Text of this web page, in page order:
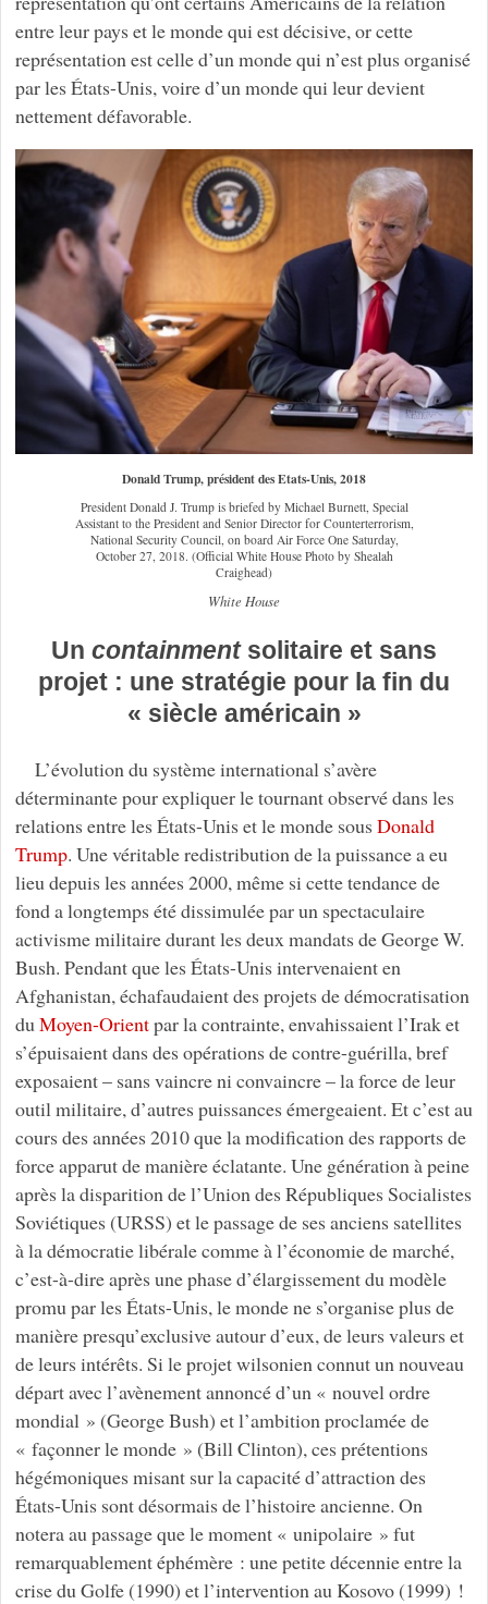
entre leur pays et le monde qui est décisive, or cette
représentation est celle d’un monde qui n’est plus organisé
par les États-Unis, voire d’un monde qui leur devient
nettement défavorable.
Donald Trump, président des Etats-Unis, 2018
President Donald J. Trump is briefed by Michael Burnett, Special
Assistant to the President and Senior Director for Counterterrorism,
National Security Council, on board Air Force One Saturday,
October 27, 2018. (Official White House Photo by Shealah
Craighead)
White House
Un containmentsolitaire et sans
projet : une stratégie pour la fin du
« siècle américain »
L’évolution du système international s’avère
déterminante pour expliquer le tournant observé dans les
relations entre les États-Unis et le monde sous Donald
Trump. Une véritable redistribution de la puissance a eu
lieu depuis les années 2000, même si cette tendance de
fond a longtemps été dissimulée par un spectaculaire
activisme militaire durant les deux mandats de George W.
Bush. Pendant que les États-Unis intervenaient en
Afghanistan, échafaudaient des projets de démocratisation
du Moyen-Orientpar la contrainte, envahissaient l’Irak et
s’épuisaient dans des opérations de contre-guérilla, bref
exposaient – sans vaincre ni convaincre – la force de leur
outil militaire, d’autres puissances émergeaient. Et c’est au
cours des années 2010 que la modification des rapports de
force apparut de manière éclatante. Une génération à peine
après la disparition de l’Union des Républiques Socialistes
Soviétiques (URSS) et le passage de ses anciens satellites
à la démocratie libérale comme à l’économie de marché,
c’est-à-dire après une phase d’élargissement du modèle
promu par les États-Unis, le monde ne s’organise plus de
manière presqu’exclusive autour d’eux, de leurs valeurs et
de leurs intérêts. Si le projet wilsonien connut un nouveau
départ avec l’avènement annoncé d’un « nouvel ordre
mondial » (George Bush) et l’ambition proclamée de
« façonner le monde » (Bill Clinton), ces prétentions
hégémoniques misant sur la capacité d’attraction des
États-Unis sont désormais de l’histoire ancienne. On
notera au passage que le moment « unipolaire » fut
remarquablement éphémère : une petite décennie entre la
crise du Golfe (1990) et l’intervention au Kosovo (1999) !